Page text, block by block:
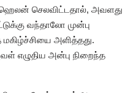
ஹெலன் செலவிட்டதால், அவளது
வந்தாலோ முன்பு
அளித்தது.
எழுதிய அன்பு நிறைந்த